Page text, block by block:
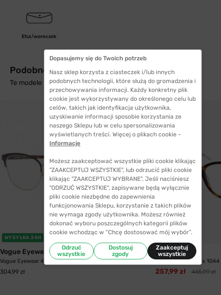
Etui/woreczek
Podobne produkty z wysyłką w 24h
Te modele mogą Cię zainteresować
WYSYŁKA 24H
Vogue Eyewear
Vogue Eyewear 4088 997 52
304,99 zł
WYSYŁKA 24H
HUGO
Oprawki Hugo Boss
257,99 zł 445,99 zł
Dopasujemy się do Twoich potrzeb
Nasz sklep korzysta z ciasteczek i/lub innych
podobnych technologii, które służą do gromadzenia i
przechowywania informacji. Każdy konkretny plik
cookie jest wykorzystywany do określonego celu lub
celów, takich jak identyfikacja użytkownika,
uzyskiwanie informacji sposobie korzystania ze
naszego Sklepu lub w celu spersonalizowania
wyświetlanych treści. Więcej o plikach cookie -
Informacje
Możesz zaakceptować wszystkie pliki cookie klikając
"ZAAKCEPTUJ WSZYSTKIE", lub odrzucić pliki cookie
klikając "ZAAKCEPTUJ WYBRANE". Jeśli naciśniesz
"ODRZUĆ WSZYSTKIE", zapisywane będą wyłącznie
pliki cookie niezbędne do zapewnienia
funkcjonowania Sklepu, korzystanie z takich plików
nie wymaga zgody użytkownika. Możesz również
dokonać wyboru poszczególnych kategorii plików
cookie wchodząc w “Chcę dostosować mój wybór”.
Odrzuć
wszystkie
Dostosuj
zgody
Zaakceptuj
wszystkie